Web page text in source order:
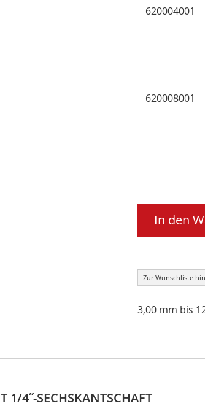
620004001
620008001
In den
Zur Wunschliste
3,00 mm bis
1/4˝-SECHSKANTSCHAFT